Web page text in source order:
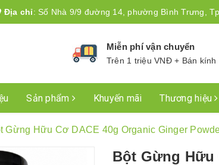
Địa chỉ: Số Nhà 9/9 đường 14, phường Bình Trưng,
Miễn phí vận chuyển
Trên 1 triệu VNĐ + Bán kính
Sản phẩm Khuyến mãi Thương hiệu
Gừng Hữu Cơ DACE 40g Organic Ginger
Bột Gừng Hữu